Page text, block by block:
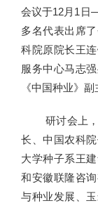
会议于12月1日
多名代表出席
科院原院长王
服务中心马志
《中国种业》
研讨会上，
长、中国农科
大学种子系王
和安徽联隆咨
与种业发展、